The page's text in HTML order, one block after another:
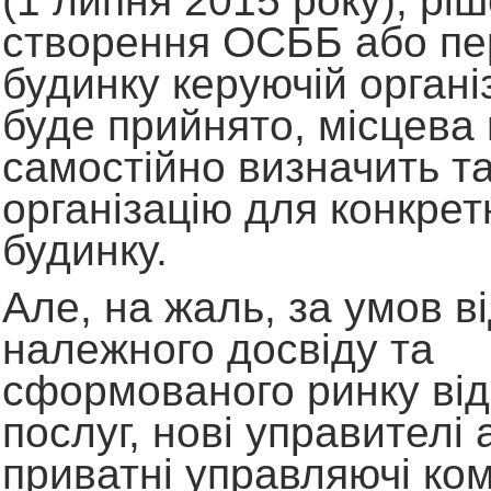
створення ОСББ або
будинку керуючій
буде прийнято, місцева
самостійно визначить
організацію для
будинку.
Але, на жаль, за умов
належного досвіду та
сформованого ринку
послуг, нові управителі
приватні управляючі